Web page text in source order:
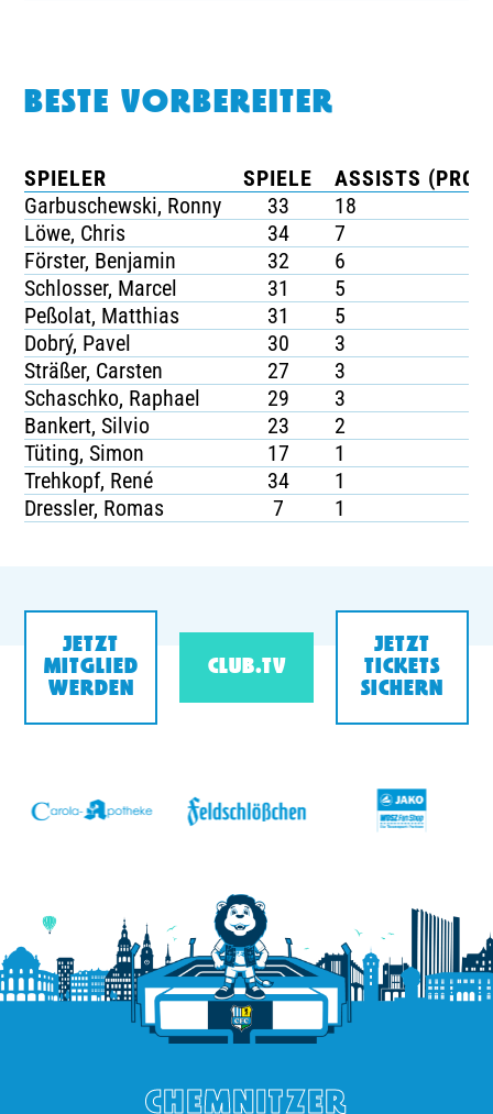
BESTE VORBEREITER
SPIELER SPIELE
ASSISTS (PRO
Garbuschewski, Ronny
33
18
Löwe, Chris
34
7
Förster, Benjamin
32
6
Schlosser, Marcel
31
5
Peßolat, Matthias
31
5
Dobrý, Pavel
30
3
Sträßer, Carsten
27
3
Schaschko, Raphael
29
3
Bankert, Silvio
23
2
Tüting, Simon
17
1
Trehkopf, René
34
1
Dressler, Romas
7 1
JETZT
MITGLIED
WERDEN
CLUB.TV
JETZT
TICKETS
SICHERN
CHEMNITZER